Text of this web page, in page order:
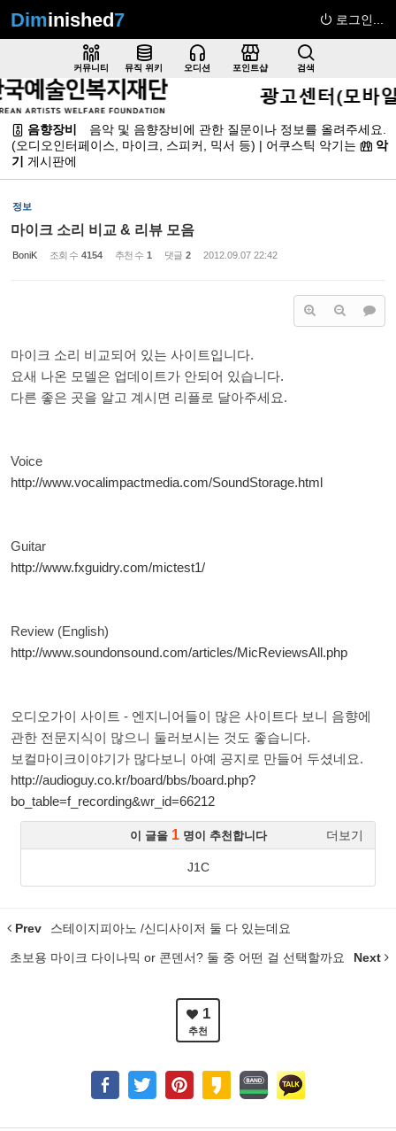
Diminished7 로그인...
커뮤니티 뮤직 위키 오디션 포인트샵 검색
음향장비
음악 및 음향장비에 관한 질문이나 정보를 올려주세요.
(오디오인터페이스, 마이크, 스피커, 믹서 등) | 어쿠스틱 악기는
악
기
게시판에
정보
마이크 소리 비교 & 리뷰 모음
BoniK 조회 수 4154 추천 수 1 댓글 2 2012.09.07 22:42
마이크 소리 비교되어 있는 사이트입니다.
요새 나온 모델은 업데이트가 안되어 있습니다.
다른 좋은 곳을 알고 계시면 리플로 달아주세요.
Voice
http://www.vocalimpactmedia.com/SoundStorage.html
Guitar
http://www.fxguidry.com/mictest1/
Review (English)
http://www.soundonsound.com/articles/MicReviewsAll.php
오디오가이 사이트 - 엔지니어들이 많은 사이트다 보니 음향에
관한 전문지식이 많으니 둘러보시는 것도 좋습니다.
보컬마이크이야기가 많다보니 아예 공지로 만들어 두셨네요.
http://audioguy.co.kr/board/bbs/board.php?
bo_table=f_recording&wr_id=66212
이 글을 1 명이 추천합니다 더보기
J1C
Prev 스테이지피아노 /신디사이저 둘 다 있는데요
초보용 마이크 다이나믹 or 콘덴서? 둘 중 어떤 걸 선택할까요 Next
1
추천
Sketchbook5, 스케치북5
Sketchbook5, 스케치북5